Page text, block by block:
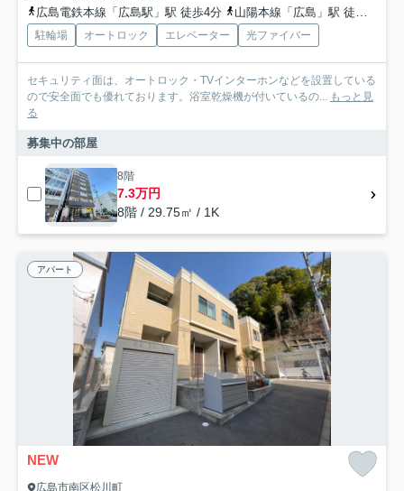
広島電鉄本線「広島駅」駅 徒歩4分
山陽本線「広島」駅 徒歩4分
駐輪場 オートロック エレベーター 光ファイバー
セキュリティ面は、オートロック・TVインターホンなどを設置している
ので安全面でも優れております。浴室乾燥機が付いているの... もっと見
る
募集中の部屋
8階
7.3万円
8階 / 29.75㎡ / 1K
アパート
NEW
広島市南区松川町